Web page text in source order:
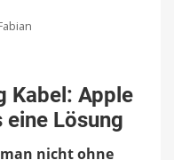
Kabel: Apple
Lösung
nicht ohne